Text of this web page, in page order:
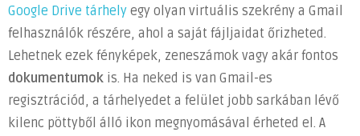
menő
bejegyzéshez
Google Drive tárhely egy olyan virtuális szekrény a Gmail
felhasználók részére, ahol a saját fájljaidat őrizheted.
Lehetnek ezek fényképek, zeneszámok vagy akár fontos
dokumentumok is. Ha neked is van Gmail-es
regisztrációd, a tárhelyedet a felület jobb sarkában lévő
kilenc pöttyből álló ikon megnyomásával érheted el. A